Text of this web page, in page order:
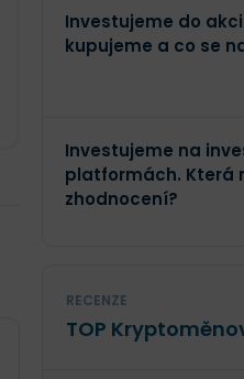
Investujeme do
kupujeme a co se
Investujeme na
platformách. Která
zhodnocení?
RECENZE
TOP